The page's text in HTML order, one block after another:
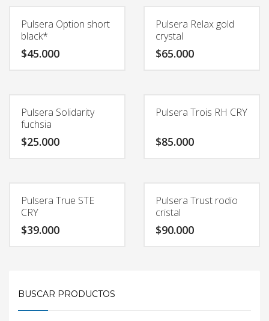
Pulsera Option short
black*
$45.000
Pulsera Relax gold
crystal
$65.000
Pulsera Solidarity
fuchsia
$25.000
Pulsera Trois RH CRY
$85.000
Pulsera True STE
CRY
$39.000
Pulsera Trust rodio
cristal
$90.000
BUSCAR PRODUCTOS